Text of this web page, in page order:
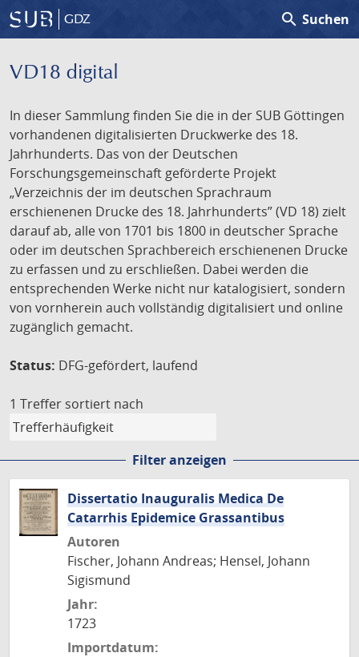
GDZ search Suchen
VD18 digital
In dieser Sammlung finden Sie die in der SUB Göttingen
vorhandenen digitalisierten Druckwerke des 18.
Jahrhunderts. Das von der Deutschen
Forschungsgemeinschaft geförderte Projekt
„Verzeichnis der im deutschen Sprachraum
erschienenen Drucke des 18. Jahrhunderts” (VD 18) zielt
darauf ab, alle von 1701 bis 1800 in deutscher Sprache
oder im deutschen Sprachbereich erschienenen Drucke
zu erfassen und zu erschließen. Dabei werden die
entsprechenden Werke nicht nur katalogisiert, sondern
von vornherein auch vollständig digitalisiert und online
zugänglich gemacht.
Status: DFG-gefördert, laufend
1 Treffer sortiert nach
Filter anzeigen
Dissertatio Inauguralis Medica De
Catarrhis Epidemice Grassantibus
Autoren
Fischer, Johann Andreas; Hensel, Johann
Sigismund
Jahr:
1723
Importdatum: